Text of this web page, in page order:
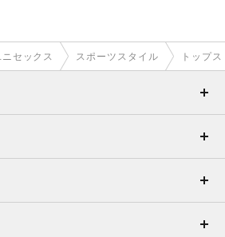
セックス スポーツスタイル トップス